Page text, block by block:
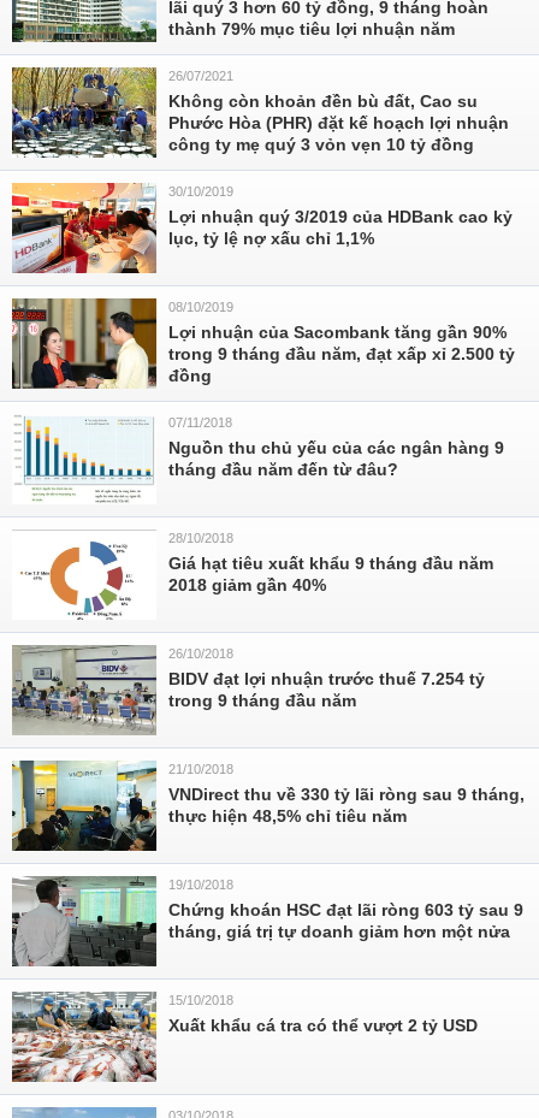
lãi quý 3 hơn 60 tỷ đồng, 9 tháng hoàn
thành 79% mục tiêu lợi nhuận năm
26/07/2021
Không còn khoản đền bù đất, Cao su
Phước Hòa (PHR) đặt kế hoạch lợi nhuận
công ty mẹ quý 3 vỏn vẹn 10 tỷ đồng
30/10/2019
Lợi nhuận quý 3/2019 của HDBank cao kỷ
lục, tỷ lệ nợ xấu chỉ 1,1%
08/10/2019
Lợi nhuận của Sacombank tăng gần 90%
trong 9 tháng đầu năm, đạt xấp xỉ 2.500 tỷ
đồng
07/11/2018
Nguồn thu chủ yếu của các ngân hàng 9
tháng đầu năm đến từ đâu?
28/10/2018
Giá hạt tiêu xuất khẩu 9 tháng đầu năm
2018 giảm gần 40%
26/10/2018
BIDV đạt lợi nhuận trước thuế 7.254 tỷ
trong 9 tháng đầu năm
21/10/2018
VNDirect thu về 330 tỷ lãi ròng sau 9 tháng,
thực hiện 48,5% chỉ tiêu năm
19/10/2018
Chứng khoán HSC đạt lãi ròng 603 tỷ sau 9
tháng, giá trị tự doanh giảm hơn một nửa
15/10/2018
Xuất khẩu cá tra có thể vượt 2 tỷ USD